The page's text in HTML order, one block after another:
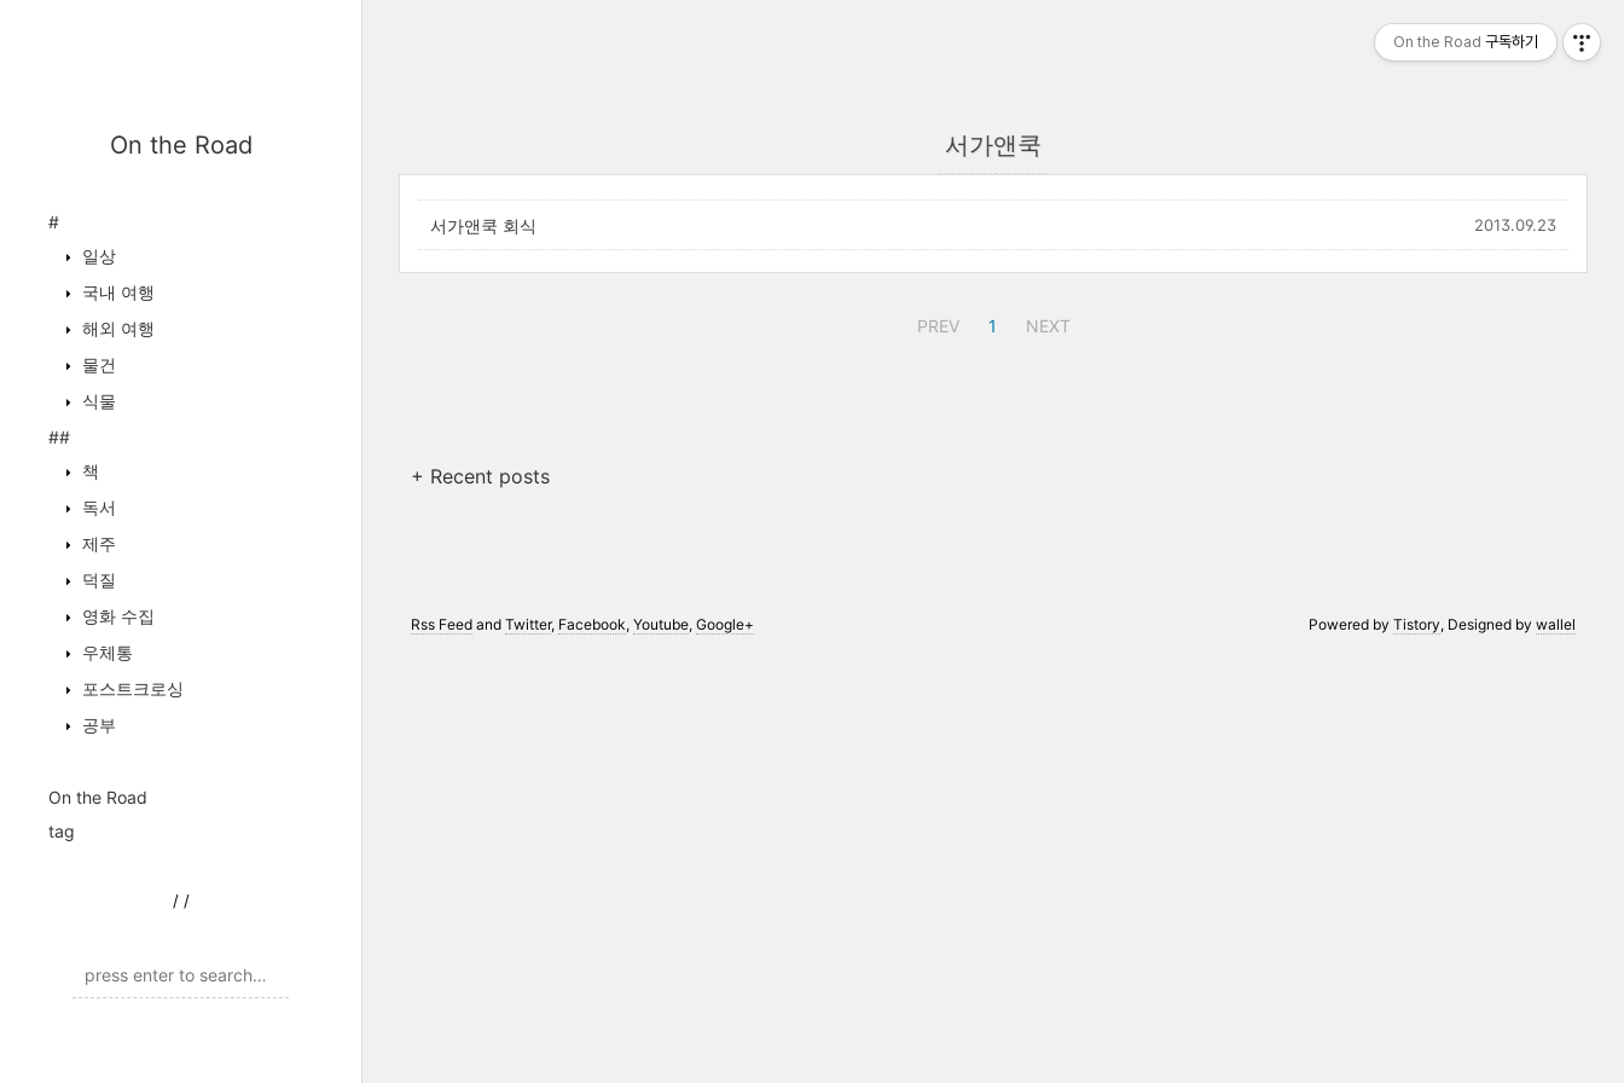
On the Road
#
일상
국내 여행
해외 여행
물건
식물
##
책
독서
제주
덕질
영화 수집
우체통
포스트크로싱
공부
On the Road
tag
/ /
서가앤쿡
서가앤쿡 회식 2013.09.23
PREV 1 NEXT
+ Recent posts
Powered byTistory, Designed bywallel
Rss Feedand Twitter, Facebook, Youtube, Google+
On the Road 구독하기